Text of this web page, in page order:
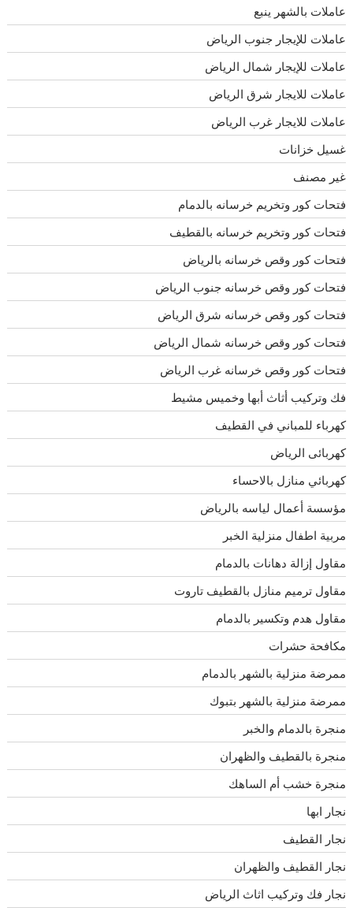
عاملات بالشهر ينبع
عاملات للإيجار جنوب الرياض
عاملات للإيجار شمال الرياض
عاملات للايجار شرق الرياض
عاملات للايجار غرب الرياض
غسيل خزانات
غير مصنف
فتحات كور وتخريم خرسانه بالدمام
فتحات كور وتخريم خرسانه بالقطيف
فتحات كور وقص خرسانه بالرياض
فتحات كور وقص خرسانه جنوب الرياض
فتحات كور وقص خرسانه شرق الرياض
فتحات كور وقص خرسانه شمال الرياض
فتحات كور وقص خرسانه غرب الرياض
فك وتركيب أثاث أبها وخميس مشيط
كهرباء للمباني في القطيف
كهربائى الرياض
كهربائي منازل بالاحساء
مؤسسة أعمال لياسه بالرياض
مربية اطفال منزلية الخبر
مقاول إزالة دهانات بالدمام
مقاول ترميم منازل بالقطيف تاروت
مقاول هدم وتكسير بالدمام
مكافحة حشرات
ممرضة منزلية بالشهر بالدمام
ممرضة منزلية بالشهر بتبوك
منجرة بالدمام والخبر
منجرة بالقطيف والظهران
منجرة خشب أم الساهك
نجار ابها
نجار القطيف
نجار القطيف والظهران
نجار فك وتركيب اثاث الرياض